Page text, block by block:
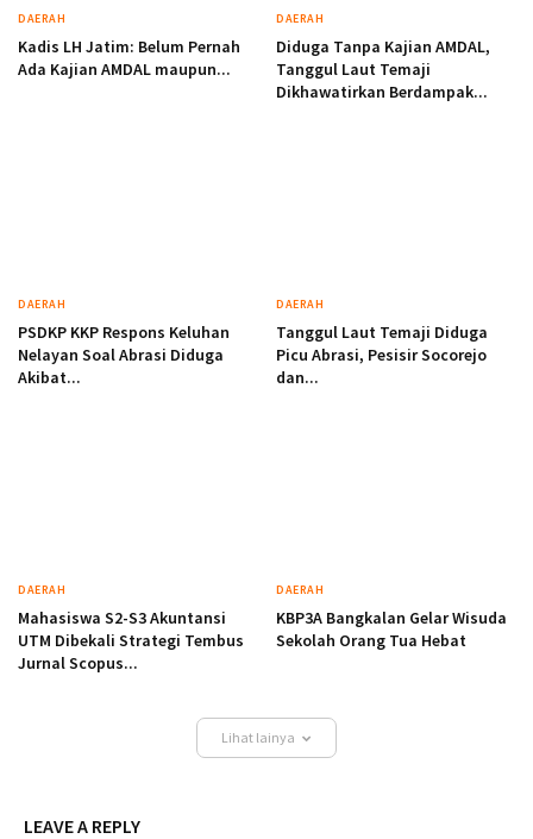
DAERAH
Kadis LH Jatim: Belum Pernah
Ada Kajian AMDAL maupun...
DAERAH
Diduga Tanpa Kajian AMDAL,
Tanggul Laut Temaji
Dikhawatirkan Berdampak...
DAERAH
PSDKP KKP Respons Keluhan
Nelayan Soal Abrasi Diduga
Akibat...
DAERAH
Tanggul Laut Temaji Diduga
Picu Abrasi, Pesisir Socorejo
dan...
DAERAH
Mahasiswa S2-S3 Akuntansi
UTM Dibekali Strategi Tembus
Jurnal Scopus...
DAERAH
KBP3A Bangkalan Gelar Wisuda
Sekolah Orang Tua Hebat
Lihat lainya
LEAVE A REPLY